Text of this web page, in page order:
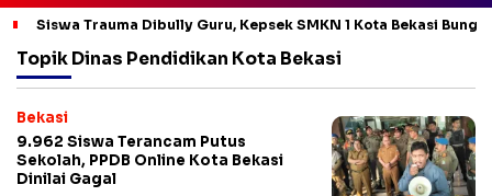
Siswa Trauma Dibully Guru, Kepsek SMKN 1 Kota Bekasi
Topik Dinas Pendidikan Kota Bekasi
Bekasi
9.962 Siswa Terancam Putus
Sekolah, PPDB Online Kota Bekasi
Dinilai Gagal